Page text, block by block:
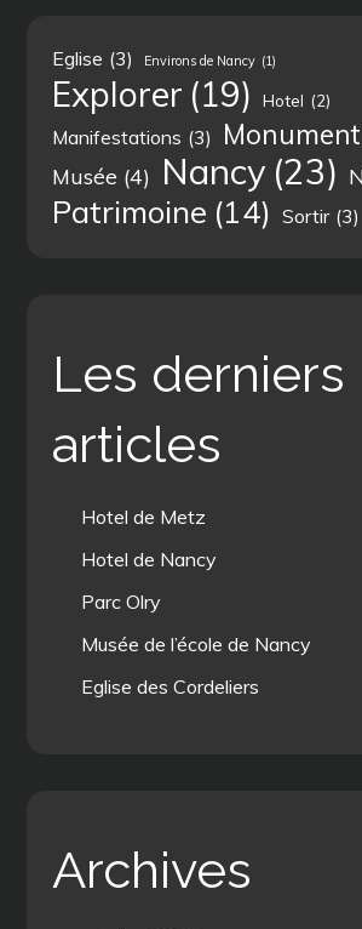
Eglise (3) Environs de Nancy (1)
Explorer (19) Hotel (2)
Manifestations (3) Monument
Musée (4) Nancy (23)
Patrimoine (14) Sortir (3)
Les derniers
articles
Hotel de Metz
Hotel de Nancy
Parc Olry
Musée de l’école de Nancy
Eglise des Cordeliers
Archives